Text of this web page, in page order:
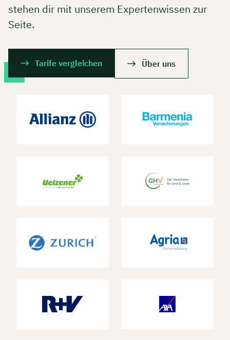
stehen dir mit unserem Expertenwissen zur
Seite.
Tarife vergleichen Über uns